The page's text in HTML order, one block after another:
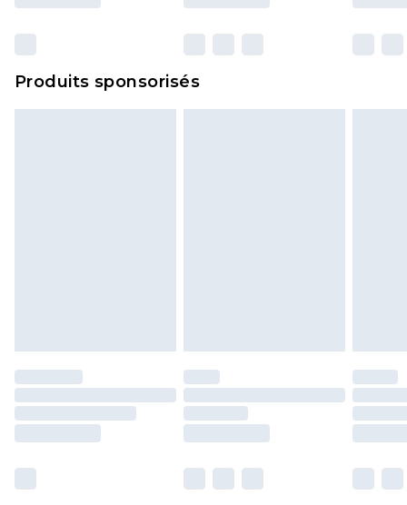
n'affecte pas vos droits statutaires.
politique de retour.
Produits sponsorisés